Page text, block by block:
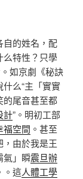
的姓名，配
么特性？只學
如京劇《秘訣
么“主「實實
的尾音甚至都
計”。明初工部
福空間 。甚至
由於我是王
氣」瞬震旦辦
。這人體工學